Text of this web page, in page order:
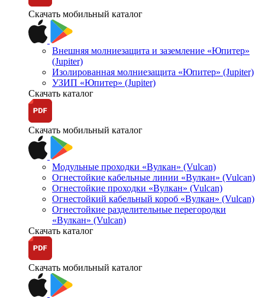
Скачать мобильный каталог
Внешняя молниезащита и заземление «Юпитер»
(Jupiter)
Изолированная молниезащита «Юпитер» (Jupiter)
УЗИП «Юпитер» (Jupiter)
Скачать каталог
Скачать мобильный каталог
Модульные проходки «Вулкан» (Vulcan)
Огнестойкие кабельные линии «Вулкан» (Vulcan)
Огнестойкие проходки «Вулкан» (Vulcan)
Огнестойкий кабельный короб «Вулкан» (Vulcan)
Огнестойкие разделительные перегородки
«Вулкан» (Vulcan)
Скачать каталог
Скачать мобильный каталог